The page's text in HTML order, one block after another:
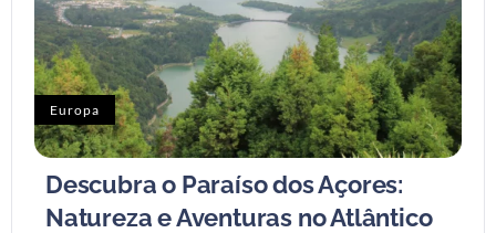
Europa
Descubra o Paraíso dos Açores:
Natureza e Aventuras no Atlântico